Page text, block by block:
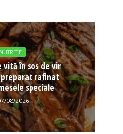
NUTRITIE
vită în sos de vin
preparat rafinat
speciale
08/2026